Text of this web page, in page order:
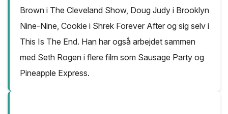
Brown i The Cleveland Show, Doug Judy i Brooklyn
Nine-Nine, Cookie i Shrek Forever After og sig selv i
This Is The End. Han har også arbejdet sammen
med Seth Rogen i flere film som Sausage Party og
Pineapple Express.